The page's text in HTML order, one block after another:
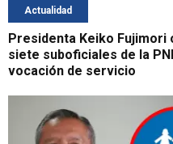
Actualidad
Presidenta Keiko
siete suboficiales de la
vocación de servicio